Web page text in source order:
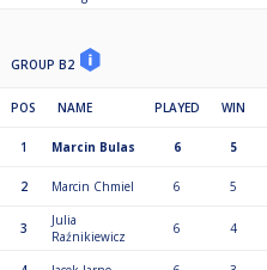
GROUP B2
POS NAME PLAYED WIN
1 Marcin Bulas 6 5
2 Marcin Chmiel 6 5
3
Julia
Raźnikiewicz
6 4